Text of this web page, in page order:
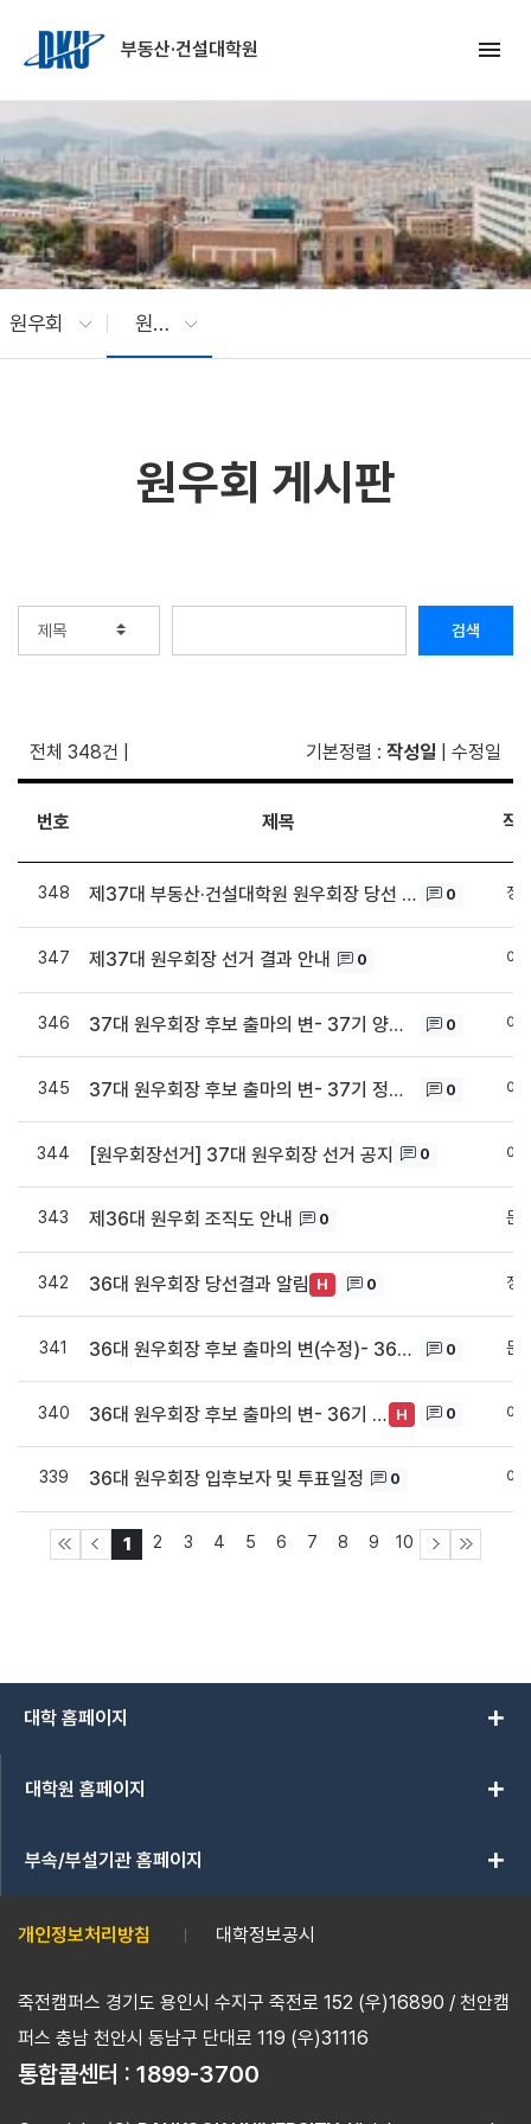
부동산·건설대학원
menu
원우회 원우회 게시판
원우회 게시판
검색
전체 348건 기본정렬 : 작성일 수정일
번호 제목 작
348 제37대 부동산·건설대학원 원우회장 당선 인사 0 정
347 제37대 원우회장 선거 결과 안내 0 이
346 37대 원우회장 후보 출마의 변- 37기 양주현 후보 0 이
345 37대 원우회장 후보 출마의 변- 37기 정문조 후보 0 이
344 [원우회장선거] 37대 원우회장 선거 공지 0 이
343 제36대 원우회 조직도 안내 0 문
342 36대 원우회장 당선결과 알림 H 0 정
341 36대 원우회장 후보 출마의 변(수정)- 36기 김재용 후보 0 문
340 36대 원우회장 후보 출마의 변- 36기 김재용 후보 H 0 이
339 36대 원우회장 입후보자 및 투표일정 0 이
1 2 3 4 5 6 7 8 9 10
대학 홈페이지 add
대학원 홈페이지 add
부속/부설기관 홈페이지 add
개인정보처리방침 대학정보공시
죽전캠퍼스 경기도 용인시 수지구 죽전로 152 (우)16890 / 천안캠
퍼스 충남 천안시 동남구 단대로 119 (우)31116
통합콜센터 : 1899-3700